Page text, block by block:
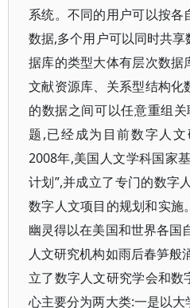
系统。不同的用户可以按各
数据,多个用户可以同时共
据库的类型大体有层次数
文献资源库、关系型结构
的数据之间可以任意重组
题,已经成为目前数字人文
2008年,美国人文学科国家
计划”,并成立了专门的数字
数字人文项目的规划和实施
幽灵得以在美国和世界各国
人文研究机构如雨后春笋般
立了数字人文研究学会和数
心主要分为两大类:一是以